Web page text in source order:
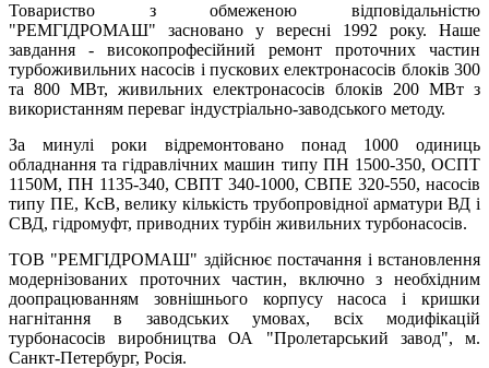
Товариство з обмеженою відповідальністю
"РЕМГІДРОМАШ" засновано у вересні 1992 року. Наше
завдання - високопрофесійний ремонт проточних частин
турбоживильних насосів і пускових електронасосів блоків 300
та 800 МВт, живильних електронасосів блоків 200 МВт з
використанням переваг індустріально-заводського методу.
За минулі роки відремонтовано понад 1000 одиниць
обладнання та гідравлічних машин типу ПН 1500-350, ОСПТ
1150М, ПН 1135-340, СВПТ 340-1000, СВПЕ 320-550, насосів
типу ПЕ, КсВ, велику кількість трубопровідної арматури ВД і
СВД, гідромуфт, приводних турбін живильних турбонасосів.
ТОВ "РЕМГІДРОМАШ" здійснює постачання і встановлення
модернізованих проточних частин, включно з необхідним
доопрацюванням зовнішнього корпусу насоса і кришки
нагнітання в заводських умовах, всіх модифікацій
турбонасосів виробництва ОА "Пролетарський завод", м.
Санкт-Петербург, Росія.